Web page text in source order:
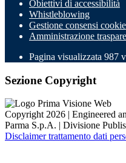
Obiettivi di accessibilità
Whistleblowing
Gestione consensi cookie
Amministrazione
Pagina visualizzata 987
Sezione Copyright
Copyright 2026 | Engineered
Parma S.p.A. | Divisione
Disclaimer trattamento dati